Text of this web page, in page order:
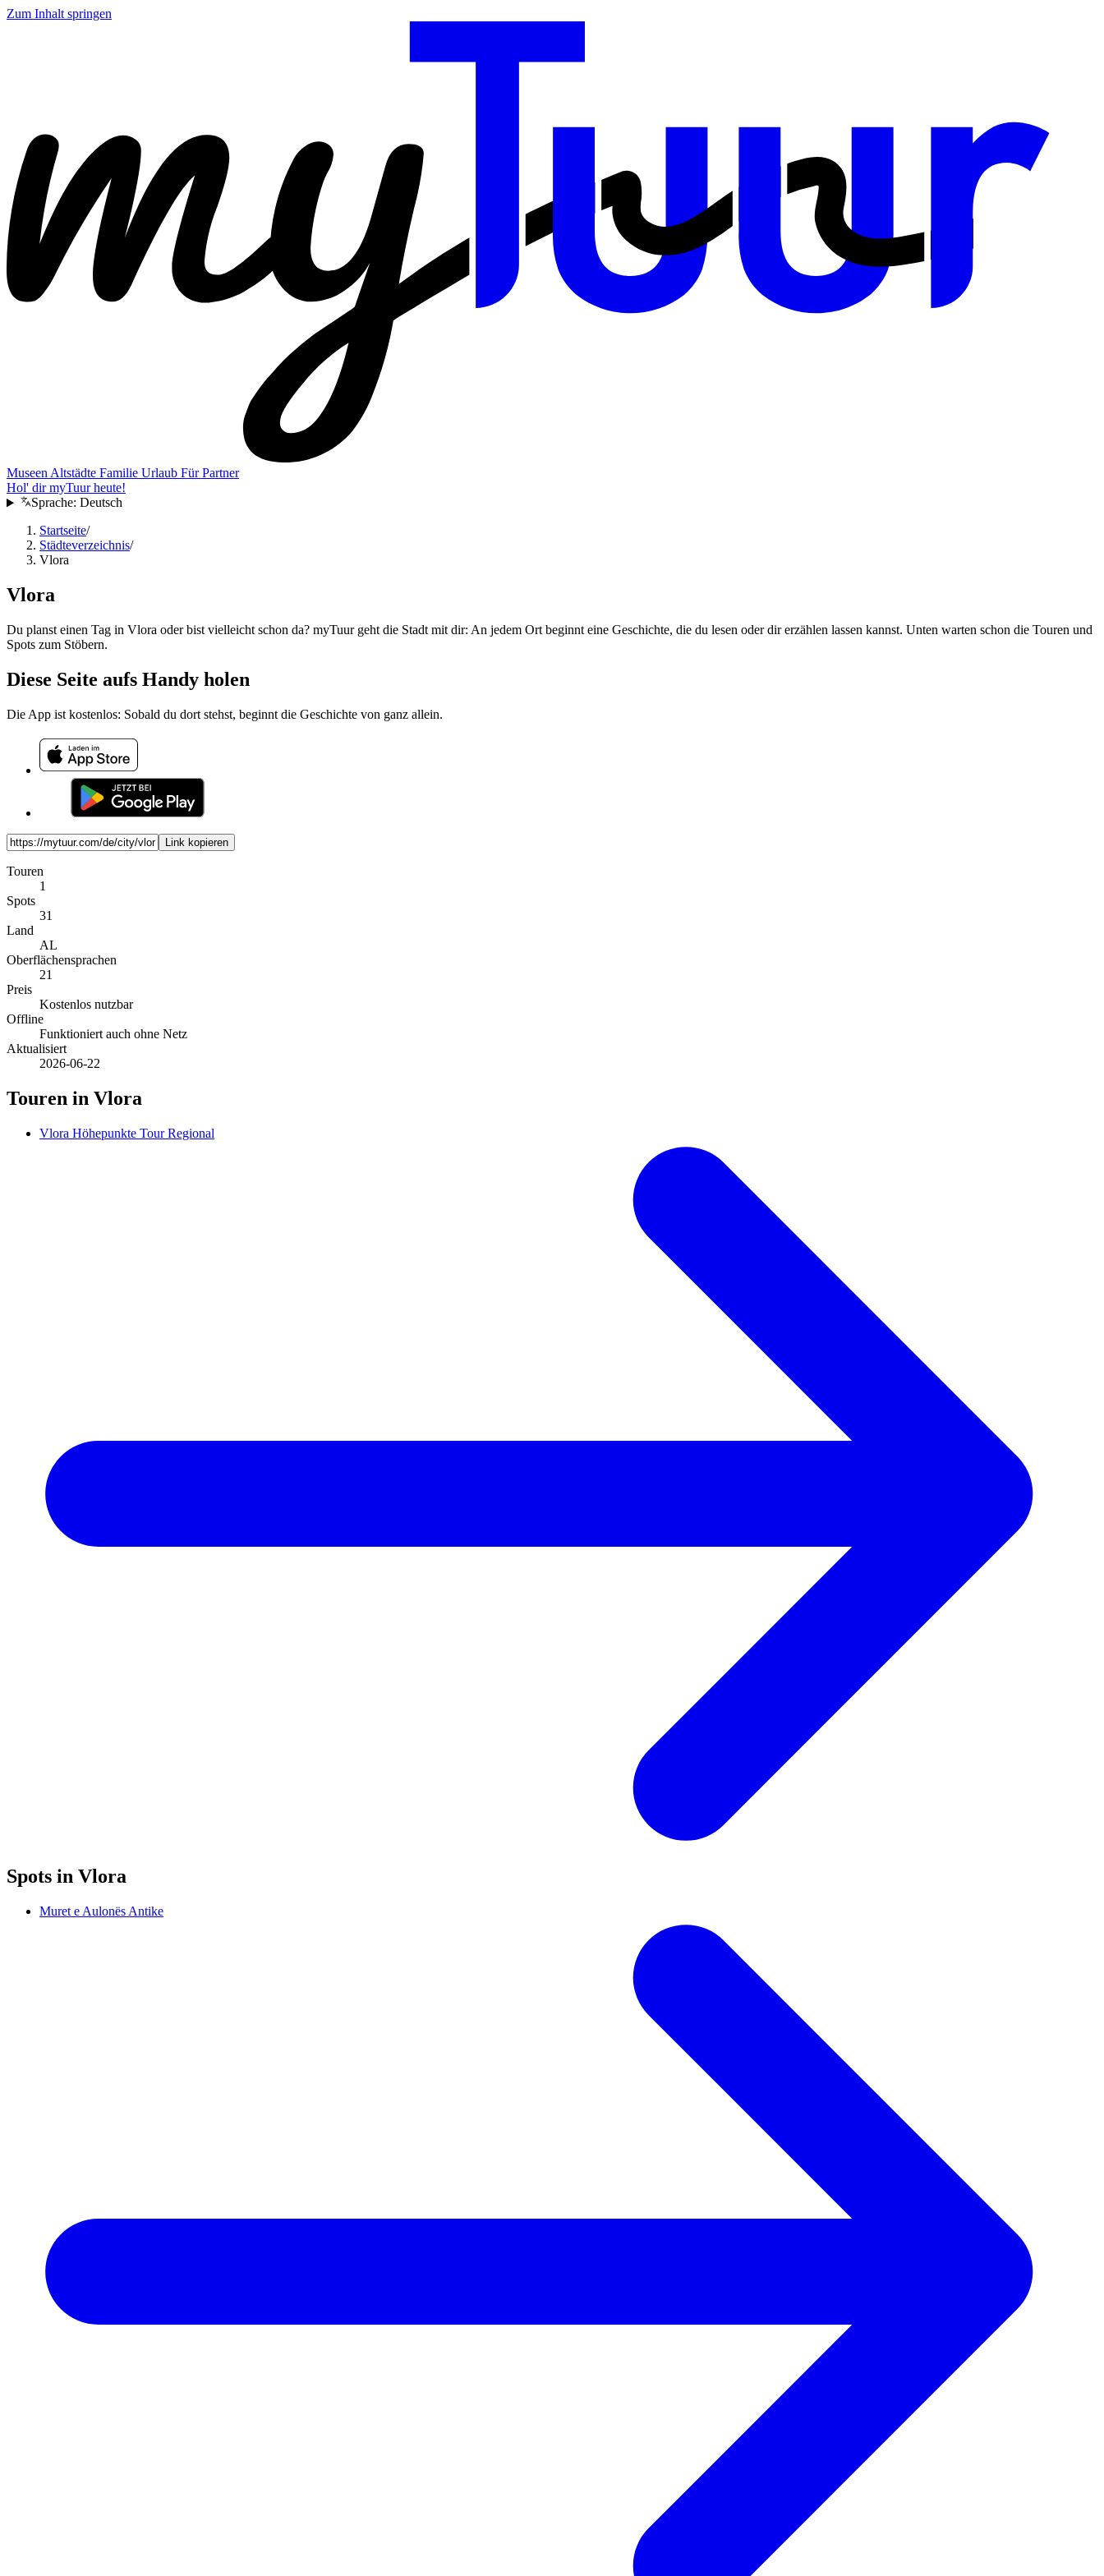
Zum Inhalt springen
MuseenAltstädte Familie Urlaub Für Partner
Hol' dir myTuur heute!
Sprache: Deutsch
Startseite/
Städteverzeichnis/
Vlora
Vlora
Du planst einen Tag in Vlora oder bist vielleicht schon da? myTuur geht die Stadt mit dir: An jedem Ort beginnt eine Geschichte, die du lesen oder dir erzählen lassen kannst. Unten warten schon die Touren und
Spots zum Stöbern.
Diese Seite aufs Handy holen
Die App ist kostenlos: Sobald du dort stehst, beginnt die Geschichte von ganz allein.
Link kopieren
Touren
1
Spots
31
Land
AL
Oberflächensprachen
21
Preis
Kostenlos nutzbar
Offline
Funktioniert auch ohne Netz
Aktualisiert
2026-06-22
Touren in Vlora
Vlora Höhepunkte Tour Regional
Spots in Vlora
Muret e Aulonës Antike